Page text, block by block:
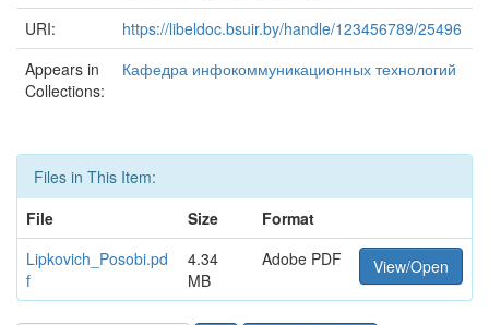
URI:
https://libeldoc.bsuir.by/handle/123456789/25496
Appears in
Collections:
Кафедра инфокоммуникационных технологий
Files in This Item:
File
Size
Format
Lipkovich_Posobi.pd
f
4.34
MB
Adobe PDF View/Open